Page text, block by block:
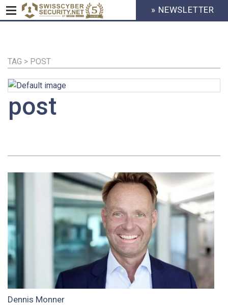
Inhalt
HEADER
MENU
» NEWSLETTER
TAG > POST
post
Dennis Monner